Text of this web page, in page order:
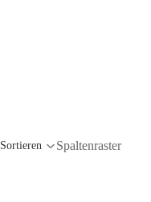
Sortieren Spaltenraster